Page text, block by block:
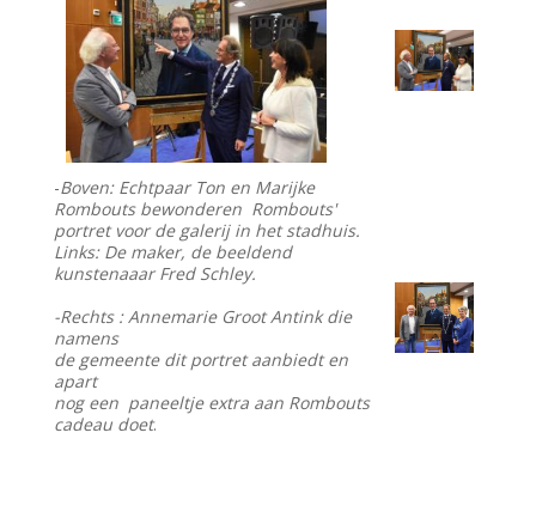
-Boven: Echtpaar Ton en Marijke
Rombouts bewonderen Rombouts'
portret voor de galerij in het stadhuis.
Links: De maker, de beeldend
kunstenaaar Fred Schley.
-Rechts : Annemarie Groot Antink die
namens
de gemeente dit portret aanbiedt en
apart
nog een paneeltje extra aan Rombouts
cadeau doet.